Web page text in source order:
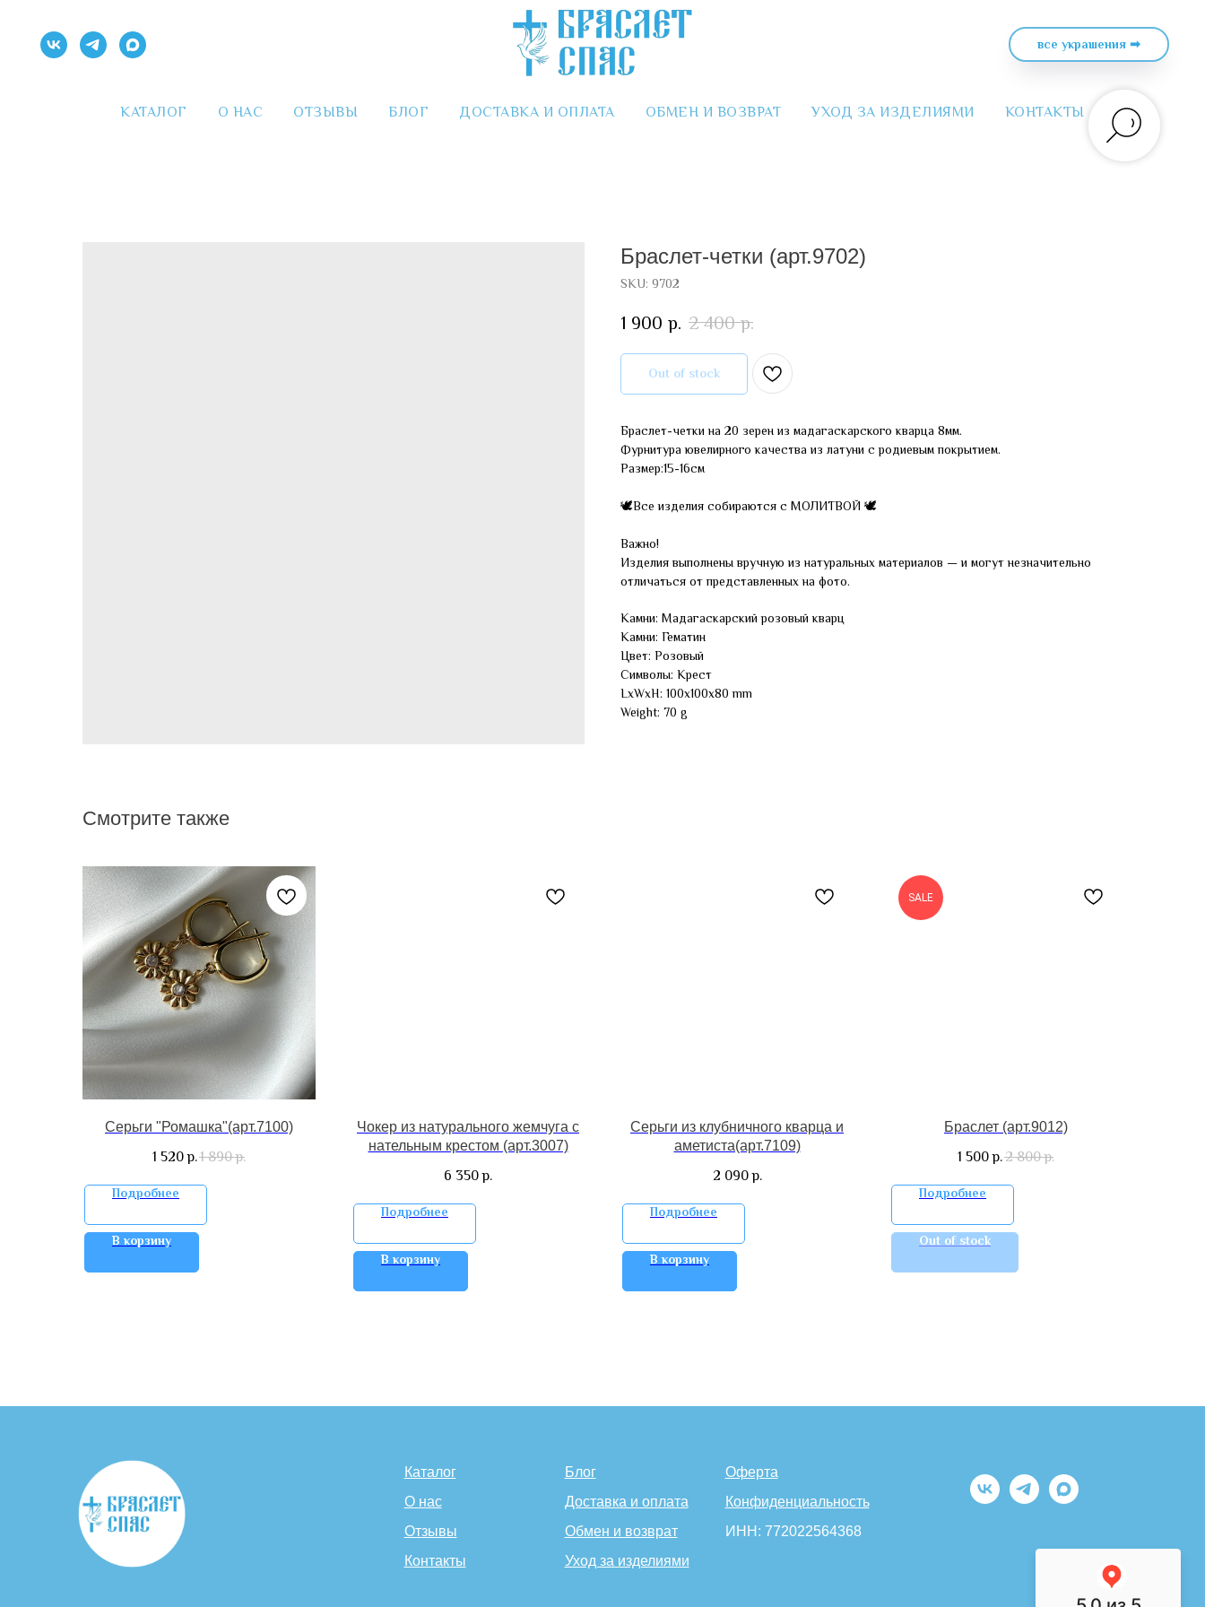
все украшения ➡
КАТАЛОГ О НАС ОТЗЫВЫ БЛОГ ДОСТАВКА И ОПЛАТА ОБМЕН И ВОЗВРАТ УХОД ЗА ИЗДЕЛИЯМИ КОНТАКТЫ
Браслет-четки (арт.9702)
SKU: 9702
1 900 р. 2 400 р.
Out of stock
Браслет-четки на 20 зерен из мадагаскарского кварца 8мм.
Фурнитура ювелирного качества из латуни с родиевым покрытием.
Размер:15-16см
🕊Все изделия собираются с МОЛИТВОЙ 🕊
Важно!
Изделия выполнены вручную из натуральных материалов — и могут незначительно
отличаться от представленных на фото.
Камни: Мадагаскарский розовый кварц
Камни: Гематин
Цвет: Розовый
Символы: Крест
LxWxH: 100x100x80 mm
Weight: 70 g
Смотрите также
Серьги "Ромашка"(арт.7100)
1 520 р.1 890 р.
Подробнее
В корзину
Чокер из натурального жемчуга с
нательным крестом (арт.3007)
6 350 р.
Подробнее
В корзину
Серьги из клубничного кварца и
аметиста(арт.7109)
2 090 р.
Подробнее
В корзину
SALE
Браслет (арт.9012)
1 500 р.2 800 р.
Подробнее
Out of stock
Каталог
О нас
Отзывы
Контакты
Блог
Доставка и оплата
Обмен и возврат
Уход за изделиями
Оферта
Конфиденциальность
ИНН: 772022564368